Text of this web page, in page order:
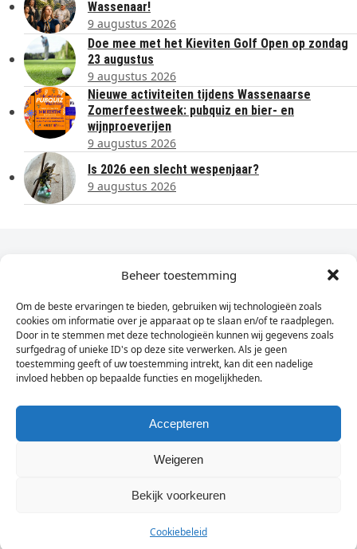
Beheer toestemming
Om de beste ervaringen te bieden, gebruiken wij technologieën zoals
cookies om informatie over je apparaat op te slaan en/of te raadplegen.
Door in te stemmen met deze technologieën kunnen wij gegevens zoals
surfgedrag of unieke ID's op deze site verwerken. Als je geen
toestemming geeft of uw toestemming intrekt, kan dit een nadelige
invloed hebben op bepaalde functies en mogelijkheden.
Accepteren
Weigeren
Bekijk voorkeuren
Cookiebeleid
Wassenaar!
9 augustus 2026
Doe mee met het Kieviten Golf Open op zondag
23 augustus
9 augustus 2026
Nieuwe activiteiten tijdens Wassenaarse
Zomerfeestweek: pubquiz en bier- en
wijnproeverijen
9 augustus 2026
Is 2026 een slecht wespenjaar?
9 augustus 2026
Dagelijks het laatste nieuws in je e-mail?
Vul
hier
je
e-
mailadres
in
Sign Up